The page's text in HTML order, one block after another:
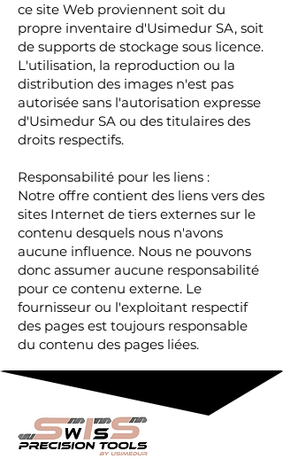
ce site Web proviennent soit du
propre inventaire d'Usimedur SA, soit
de supports de stockage sous licence.
L'utilisation, la reproduction ou la
distribution des images n'est pas
autorisée sans l'autorisation expresse
d'Usimedur SA ou des titulaires des
droits respectifs.
Responsabilité pour les liens :
Notre offre contient des liens vers des
sites Internet de tiers externes sur le
contenu desquels nous n'avons
aucune influence. Nous ne pouvons
donc assumer aucune responsabilité
pour ce contenu externe. Le
fournisseur ou l'exploitant respectif
des pages est toujours responsable
du contenu des pages liées.